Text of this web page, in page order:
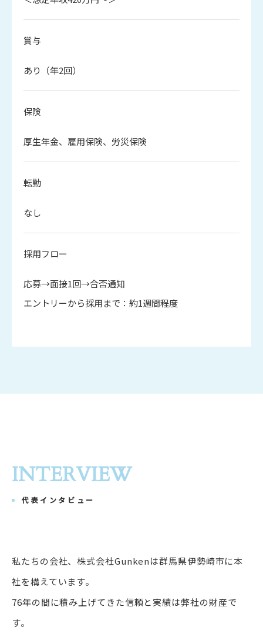
賞与
あり（年2回）
保険
厚生年金、雇用保険、労災保険
転勤
なし
採用フロー
応募→面接1回→合否通知
エントリーから採用まで：約1週間程度
INTERVIEW
代表インタビュー
私たちの会社、株式会社Gunkenは群馬県伊勢崎市に本
社を構えています。
76年の間に積み上げてきた信頼と実績は弊社の財産で
す。